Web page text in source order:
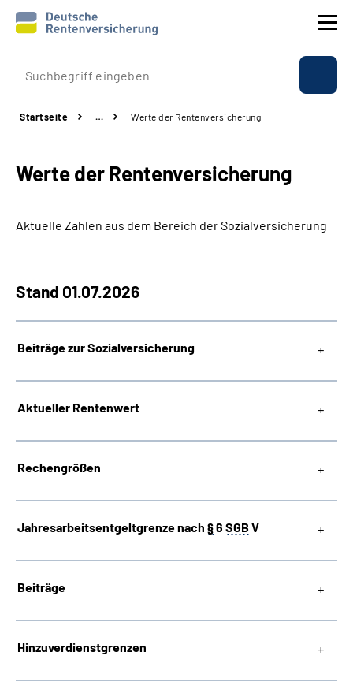
Prävention
Rente
Beratung & Kontakt
Online-Services
Inhalte in Gebärdensprache (DGS)
Startseite … Werte der Rentenversicherung
Werte der Rentenversicherung
Aktuelle Zahlen aus dem Bereich der Sozialversicherung
Stand 01.07.2026
Beiträge zur Sozialversicherung
Aktueller Rentenwert
Rechengrößen
Jahresarbeitsentgeltgrenze nach §6 SGB V
Beiträge
Hinzuverdienstgrenzen